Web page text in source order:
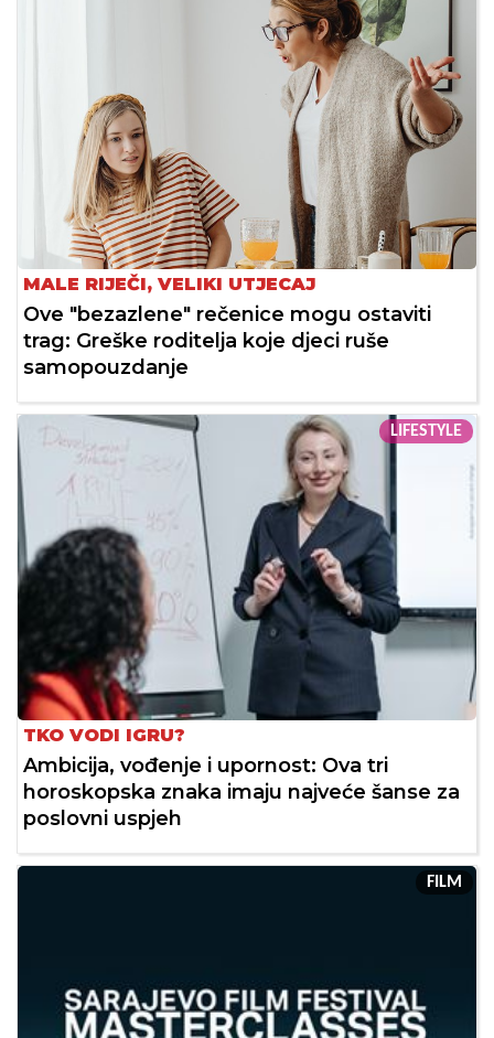
MALE RIJEČI, VELIKI UTJECAJ
Ove "bezazlene" rečenice mogu ostaviti
trag: Greške roditelja koje djeci ruše
samopouzdanje
LIFESTYLE
TKO VODI IGRU?
Ambicija, vođenje i upornost: Ova tri
horoskopska znaka imaju najveće šanse za
poslovni uspjeh
FILM